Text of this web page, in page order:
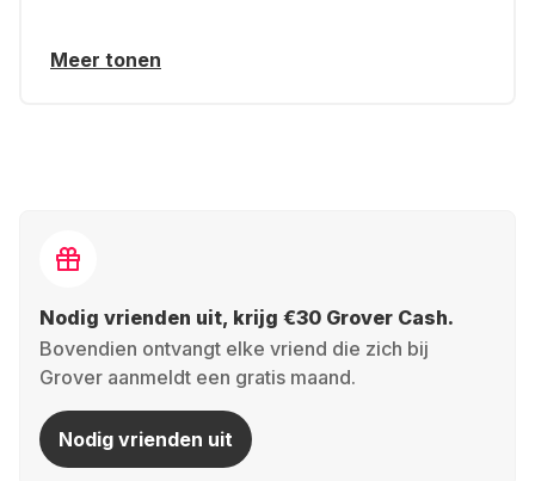
Meer tonen
Nodig vrienden uit, krijg €30 Grover Cash.
Bovendien ontvangt elke vriend die zich bij
Grover aanmeldt een gratis maand.
Nodig vrienden uit